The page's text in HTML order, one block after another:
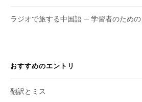
ラジオで旅する中国語 ─ 学習者のための
おすすめのエントリ
翻訳とミス